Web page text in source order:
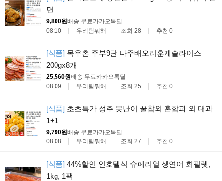
면
9,800원배송 무료카카오톡딜
08:10
우리팀뭐해 조회 28 추천 0
[식품] 목우촌 주부9단 나주배오리훈제슬라이스
200gx8개
25,560원배송 무료카카오톡딜
08:09
우리팀뭐해 조회 25 추천 0
[식품] 초초특가 성주 못난이 꿀참외 혼합과 외 대과
1+1
9,790원배송 무료카카오톡딜
08:08
우리팀뭐해 조회 27 추천 0
[식품] 44%할인 인호텔식 슈페리얼 생연어 회필렛,
1kg, 1팩